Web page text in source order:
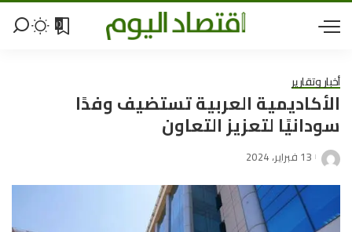
0
أخبار وتقارير
الأكاديمية العربية تستضيف وفدًا
سودانيًا لتعزيز التعاون
13 فبراير، 2024